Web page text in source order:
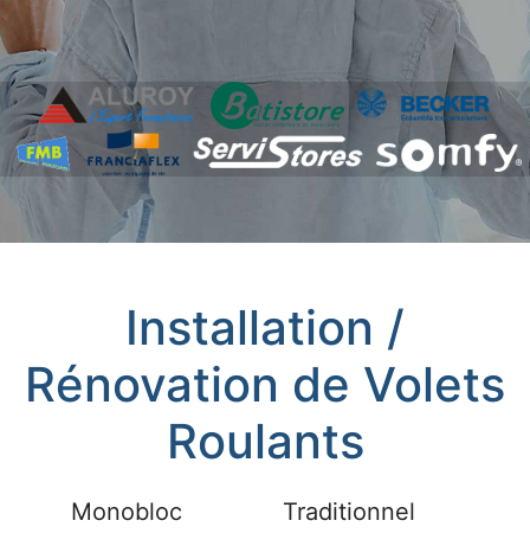
Installation /
Rénovation de Volets
Roulants
Monobloc Traditionnel